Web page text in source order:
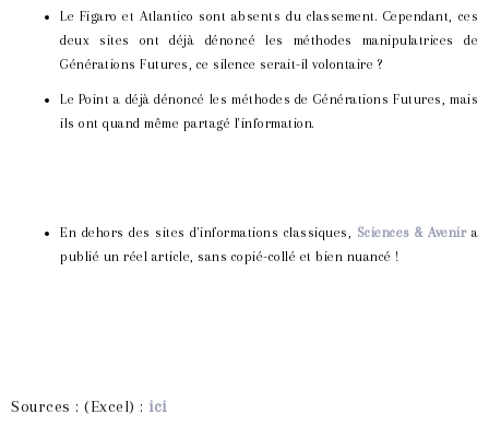
Le Figaro et Atlantico sont absents du classement. Cependant, ces
deux sites ont déjà dénoncé les méthodes manipulatrices de
Générations Futures, ce silence serait-il volontaire ?
Le Point a déjà dénoncé les méthodes de Générations Futures, mais
ils ont quand même partagé l'information.
En dehors des sites d'informations classiques, Sciences & Avenira
publié un réel article, sans copié-collé et bien nuancé !
Sources : (Excel) : ici